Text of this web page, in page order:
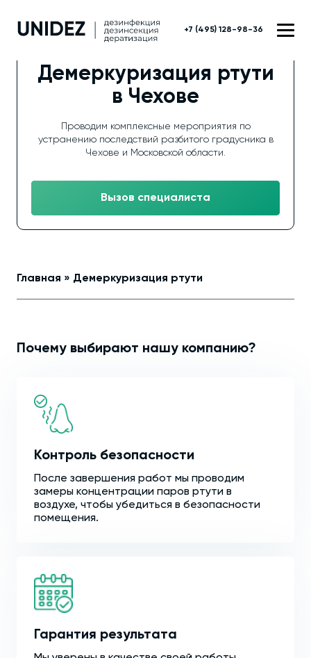
+7 (495) 128-98-36
Демеркуризация ртути
в Чехове
Проводим комплексные мероприятия по
устранению последствий разбитого градусника в
Чехове и Московской области.
Вызов специалиста
Главная » Демеркуризация ртути
Почему выбирают нашу компанию?
Контроль безопасности
После завершения работ мы проводим
замеры концентрации паров ртути в
воздухе, чтобы убедиться в безопасности
помещения.
Гарантия результата